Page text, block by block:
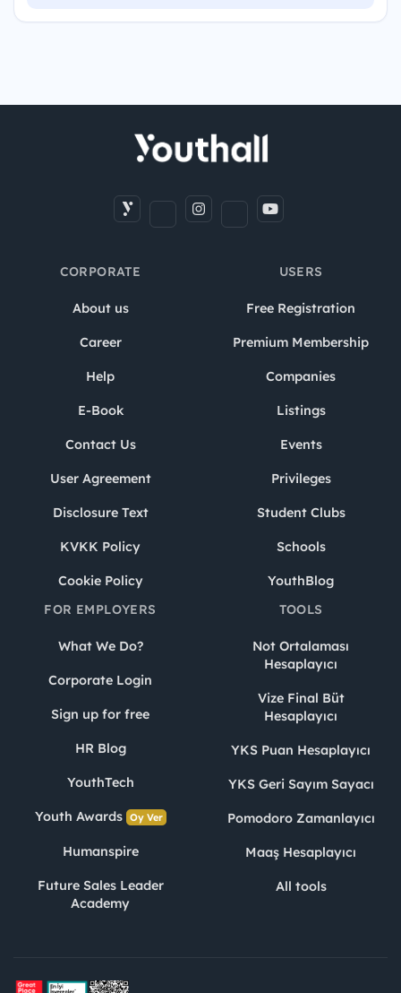
CORPORATE
About us
Career
Help
E-Book
Contact Us
User Agreement
Disclosure Text
KVKK Policy
Cookie Policy
USERS
Free Registration
Premium Membership
Companies
Listings
Events
Privileges
Student Clubs
Schools
YouthBlog
FOR EMPLOYERS
What We Do?
Corporate Login
Sign up for free
HR Blog
YouthTech
Youth Awards Oy Ver
Humanspire
Future Sales Leader
Academy
TOOLS
Not Ortalaması
Hesaplayıcı
Vize Final Büt
Hesaplayıcı
YKS Puan Hesaplayıcı
YKS Geri Sayım Sayacı
Pomodoro Zamanlayıcı
Maaş Hesaplayıcı
All tools